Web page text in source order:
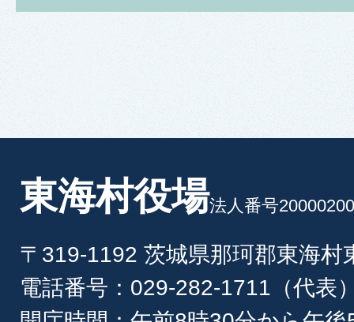
東海村役場法人番号
〒319-1192 茨城県那珂郡東海村
電話番号：029-282-1711（代表